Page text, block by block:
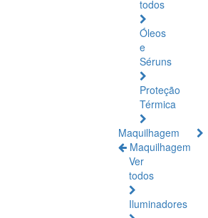
todos
Óleos
e
Séruns
Proteção
Térmica
Maquilhagem
Maquilhagem
Ver
todos
Iluminadores